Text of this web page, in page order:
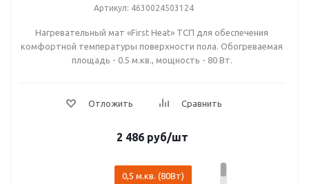
Артикул: 4630024503124
Нагревательный мат «First Heat» ТСП для обеспечения
комфортной температуры поверхности пола. Обогреваемая
площадь - 0.5 м.кв., мощность - 80 Вт.
2 486руб/шт
0,5 м.кв. (80Вт)